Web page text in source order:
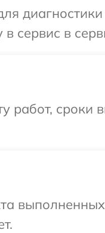
диагностики
сервис в
работ, сроки